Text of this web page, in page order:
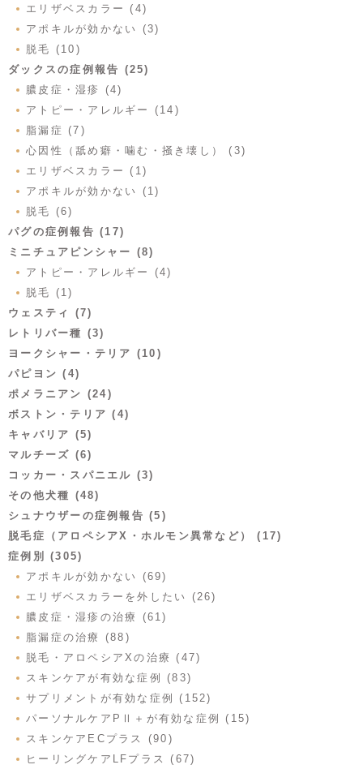
エリザベスカラー (4)
アポキルが効かない (3)
脱毛 (10)
ダックスの症例報告 (25)
膿皮症・湿疹 (4)
アトピー・アレルギー (14)
脂漏症 (7)
心因性（舐め癖・噛む・掻き壊し） (3)
エリザベスカラー (1)
アポキルが効かない (1)
脱毛 (6)
パグの症例報告 (17)
ミニチュアピンシャー (8)
アトピー・アレルギー (4)
脱毛 (1)
ウェスティ (7)
レトリバー種 (3)
ヨークシャー・テリア (10)
パピヨン (4)
ポメラニアン (24)
ボストン・テリア (4)
キャバリア (5)
マルチーズ (6)
コッカー・スパニエル (3)
その他犬種 (48)
シュナウザーの症例報告 (5)
脱毛症（アロペシアX・ホルモン異常など） (17)
症例別 (305)
アポキルが効かない (69)
エリザベスカラーを外したい (26)
膿皮症・湿疹の治療 (61)
脂漏症の治療 (88)
脱毛・アロペシアXの治療 (47)
スキンケアが有効な症例 (83)
サプリメントが有効な症例 (152)
パーソナルケアPⅡ＋が有効な症例 (15)
スキンケアECプラス (90)
ヒーリングケアLFプラス (67)